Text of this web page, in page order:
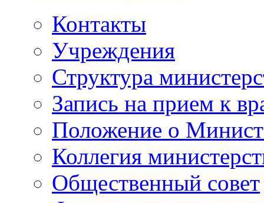
Контакты
Учреждения
Структура
Запись на прием к
Положение о
Коллегия
Общественный совет